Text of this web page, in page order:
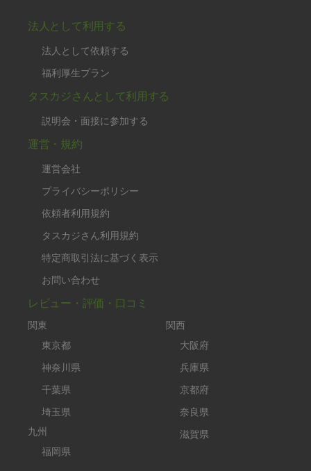
法人として利用する
法人として依頼する
福利厚生プラン
タスカジさんとして利用する
説明会・面接に参加する
運営・規約
運営会社
プライバシーポリシー
依頼者利用規約
タスカジさん利用規約
特定商取引法に基づく表示
お問い合わせ
レビュー・評価・口コミ
関東
東京都
神奈川県
千葉県
埼玉県
九州
福岡県
関西
大阪府
兵庫県
京都府
奈良県
滋賀県